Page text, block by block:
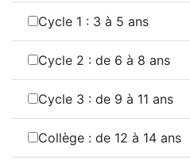
Cycle 1 : 3 à 5 ans
Cycle 2 : de 6 à 8 ans
Cycle 3 : de 9 à 11 ans
Collège : de 12 à 14 ans